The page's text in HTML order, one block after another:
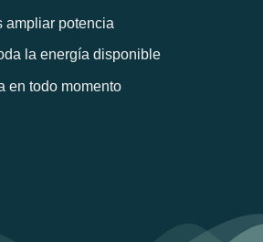
ampliar potencia
la energía disponible
en todo momento